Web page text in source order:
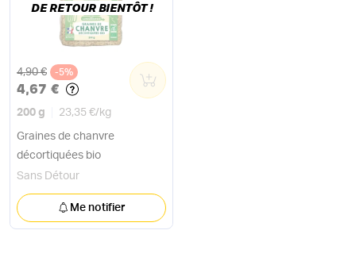
Ancien prix
4,90 € -5%
4,67 €
200 g 23,35 €/ kg
Graines de chanvre
décortiquées bio
0
Sans Détour
DE RETOUR BIENTÔT !
Me notifier